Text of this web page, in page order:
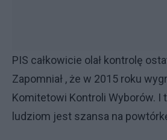
PIS całkowicie olał kontrolę
Zapomniał , że w 2015 roku
Komitetowi Kontroli Wyborów. I
ludziom jest szansa na